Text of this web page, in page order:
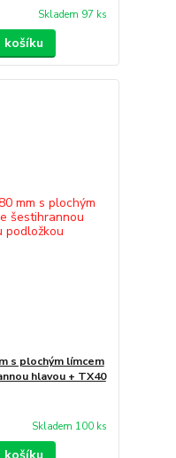
Skladem 97 ks
košíku
s plochým límcem
hlavou + TX40
Skladem 100 ks